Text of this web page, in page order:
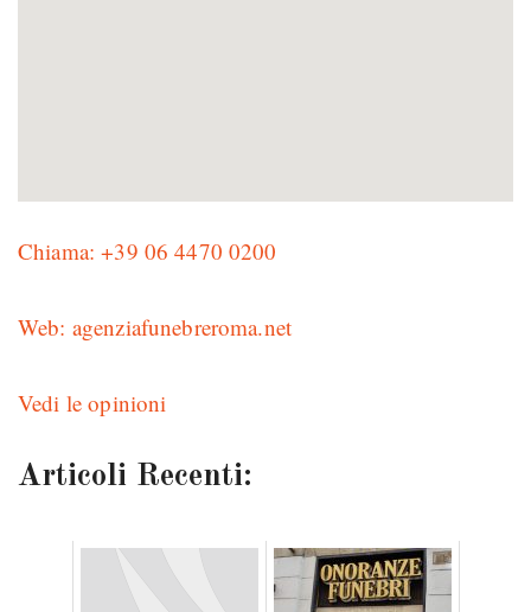
Chiama: +39 06 4470 0200
Web: agenziafunebreroma.net
Vedi le opinioni
Articoli Recenti: